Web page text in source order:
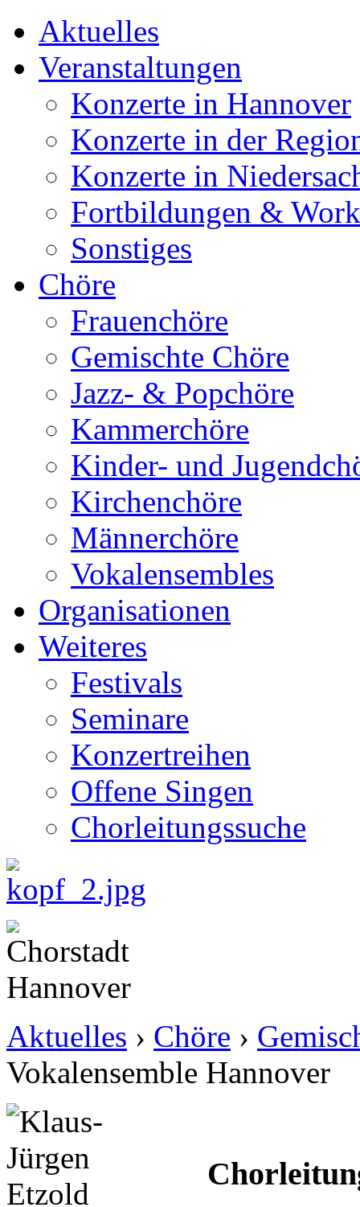
Aktuelles
Veranstaltungen
Konzerte in Hannover
Konzerte in der
Konzerte in
Fortbildungen &
Sonstiges
Chöre
Frauenchöre
Gemischte Chöre
Jazz- & Popchöre
Kammerchöre
Kinder- und
Kirchenchöre
Männerchöre
Vokalensembles
Organisationen
Weiteres
Festivals
Seminare
Konzertreihen
Offene Singen
Chorleitungssuche
Aktuelles › Chöre ›
Vokalensemble Hannover